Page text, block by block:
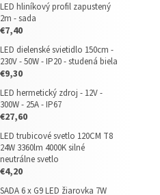
LED hliníkový profil zapustený
2m - sada
€7,40
LED dielenské svietidlo 150cm -
230V - 50W - IP20 - studená biela
€9,30
LED hermetický zdroj - 12V -
300W - 25A - IP67
€27,60
LED trubicové svetlo 120CM T8
24W 3360lm 4000K silné
neutrálne svetlo
€4,20
SADA 6 x G9 LED žiarovka 7W